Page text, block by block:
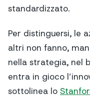
standardizzato.
Per distinguersi, le
altri non fanno,
nella strategia, nel
entra in gioco
sottolinea lo